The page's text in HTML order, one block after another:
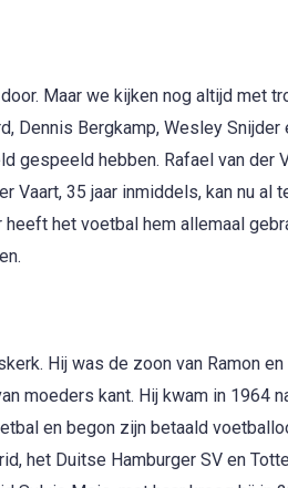
Maar we kijken nog altijd met
Dennis Bergkamp, Wesley Snijder
gespeeld hebben. Rafael van der
Vaart, 35 jaar inmiddels, kan nu al
het voetbal hem allemaal
Hij was de zoon van Ramon
moeders kant. Hij kwam in 1964
en begon zijn betaald
het Duitse Hamburger SV en